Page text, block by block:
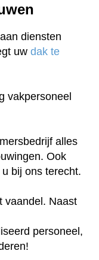
diensten
uw dak te
vakpersoneel
alles
Ook
bij ons terecht.
vaandel. Naast
personeel,